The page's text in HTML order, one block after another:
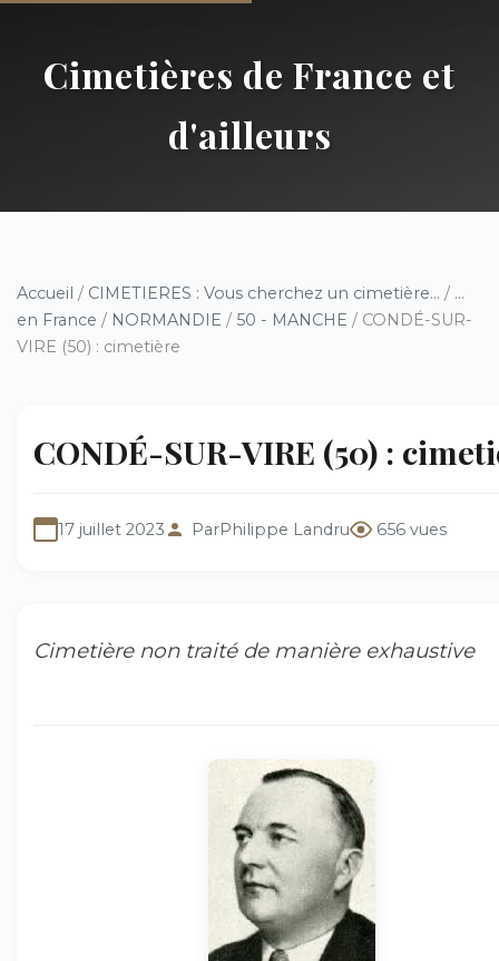
Cimetières de France et
d'ailleurs
Accueil / CIMETIERES : Vous cherchez un cimetière... / ...
en France / NORMANDIE / 50 - MANCHE / CONDÉ-SUR-
VIRE (50) : cimetière
CONDÉ-SUR-VIRE (50) :
17 juillet 2023 ParPhilippe Landru 656 vues
Cimetière non traité de manière exhaustive